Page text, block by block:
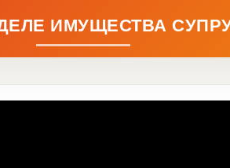
ИМУЩЕСТВА